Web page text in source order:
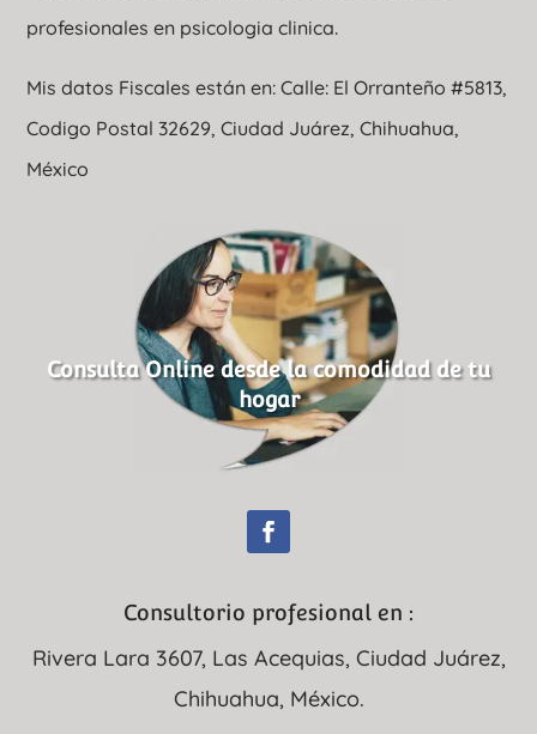
profesionales en psicologia clinica.
Mis datos Fiscales están en: Calle: El Orranteño #5813,
Codigo Postal 32629, Ciudad Juárez, Chihuahua,
México
Consulta Online desde la comodidad de tu
hogar
Consultorio profesional en :
Rivera Lara 3607, Las Acequias, Ciudad Juárez,
Chihuahua, México.